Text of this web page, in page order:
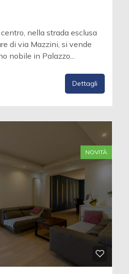
nella strada esclusa
di via Mazzini, si vende
nobile in Palazzo...
Dettagli
NOVITÀ